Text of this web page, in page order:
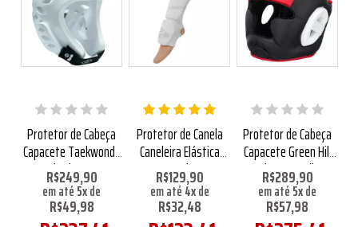
Protetor de Cabeça
Capacete Taekwondo
Daedo Fit Branco
R$249,90
em até5xde
R$49,98
Protetor de Canela
Caneleira Elástica
Daedo
R$129,90
em até4xde
R$32,48
Protetor de Cabeça
Capacete Green Hill
Poise Vermelho
R$289,90
em até5xde
R$57,98